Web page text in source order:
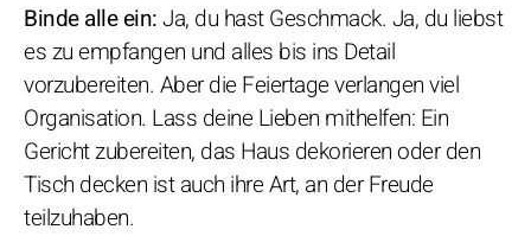
Binde alle ein:Ja, du hast Geschmack. Ja, du liebst
es zu empfangen und alles bis ins Detail
vorzubereiten. Aber die Feiertage verlangen viel
Organisation. Lass deine Lieben mithelfen: Ein
Gericht zubereiten, das Haus dekorieren oder den
Tisch decken ist auch ihre Art, an der Freude
teilzuhaben.